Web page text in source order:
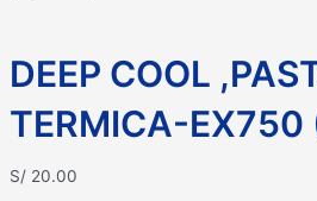
DEEP COOL
TERMICA-
S/ 20.00